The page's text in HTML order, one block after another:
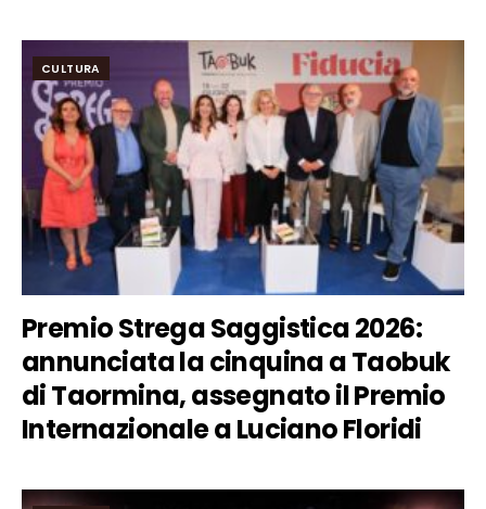
CULTURA
Premio Strega Saggistica 2026:
annunciata la cinquina a Taobuk
di Taormina, assegnato il Premio
Internazionale a Luciano Floridi